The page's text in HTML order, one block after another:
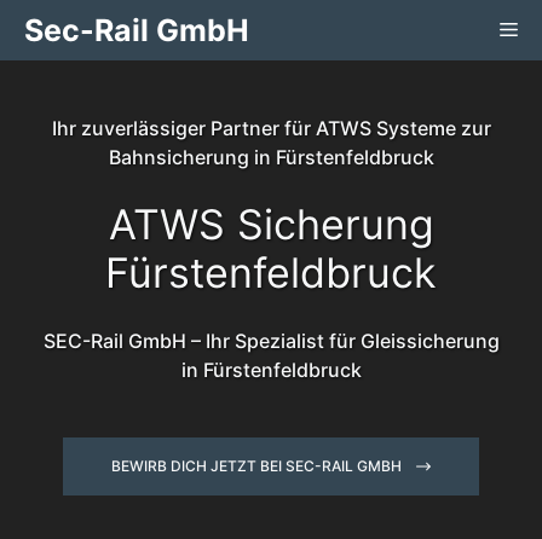
Zum
InhaltSec-Rail GmbH
Ihr zuverlässiger Partner für ATWS Systeme zur
Bahnsicherung in Fürstenfeldbruck
ATWS Sicherung
Fürstenfeldbruck
SEC-Rail GmbH – Ihr Spezialist für Gleissicherung
in Fürstenfeldbruck
BEWIRB DICH JETZT BEI SEC-RAIL GMBH